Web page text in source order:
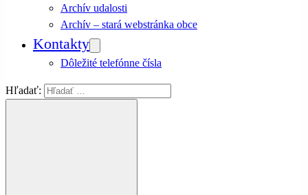
Archív udalosti
Archív – stará webstránka obce
Kontakty
Dôležité telefónne čísla
Hľadať: